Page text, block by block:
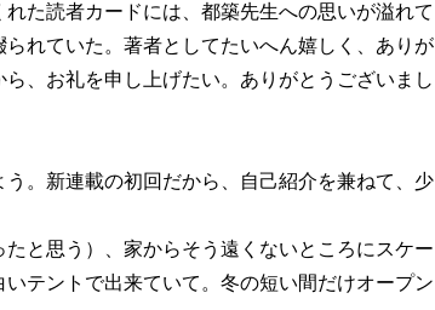
た読者カードには、都築先生への思いが溢れて
れていた。著者としてたいへん嬉しく、ありが
、お礼を申し上げたい。ありがとうございまし
。新連載の初回だから、自己紹介を兼ねて、少
と思う）、家からそう遠くないところにスケー
いテントで出来ていて。冬の短い間だけオープン